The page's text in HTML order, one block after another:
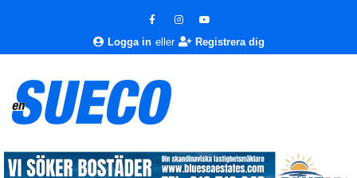
Logga in eller Registrera dig